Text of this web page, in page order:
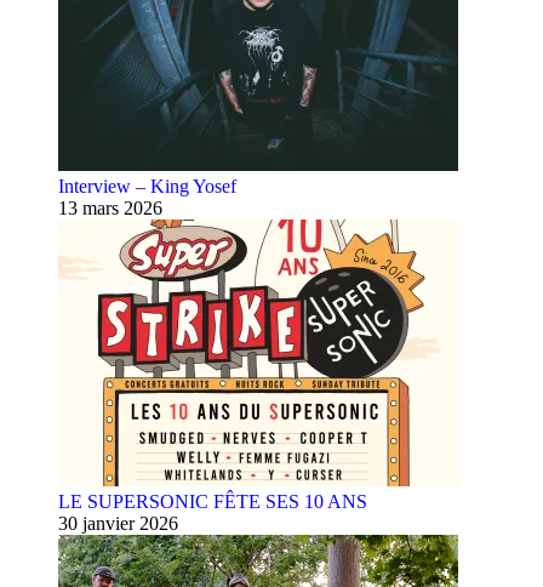
Interview – King Yosef
13 mars 2026
LE SUPERSONIC FÊTE SES 10 ANS
30 janvier 2026